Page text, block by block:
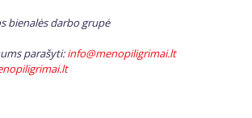
bienalės darbo grupė
parašyti:info@menopiligrimai.lt